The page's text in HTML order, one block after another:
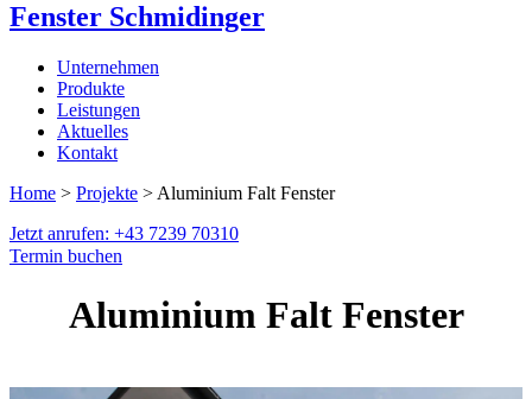
Fenster Schmidinger
Unternehmen
Produkte
Leistungen
Aktuelles
Kontakt
Home > Projekte > Aluminium Falt Fenster
Jetzt anrufen: +43 7239 70310
Termin buchen
Aluminium Falt Fenster